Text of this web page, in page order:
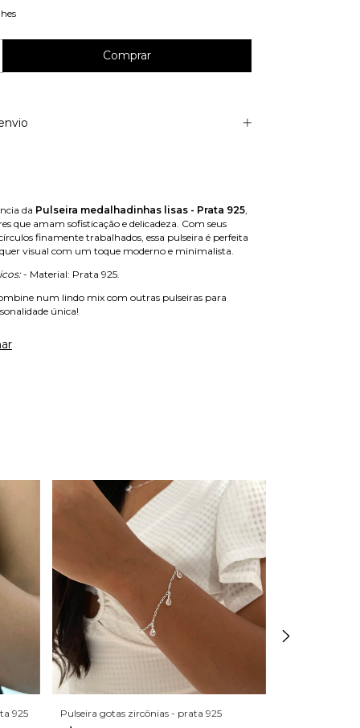
da Pulseira medalhadinhas lisas - Prata 925
que amam sofisticação e delicadeza. Com seus
finamente trabalhados, essa pulseira é perfeita
visual com um toque moderno e minimalista.
- Material: Prata 925.
num lindo mix com outras pulseiras para
única!
925
Pulseira gotas zircônias - prata 925